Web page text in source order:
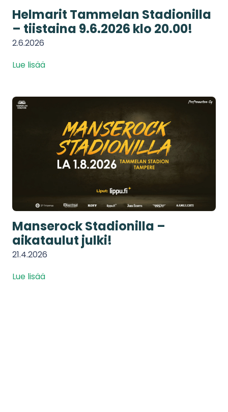
Helmarit Tammelan Stadionilla
– tiistaina 9.6.2026 klo 20.00!
2.6.2026
Lue lisää
Manserock Stadionilla –
aikataulut julki!
21.4.2026
Lue lisää